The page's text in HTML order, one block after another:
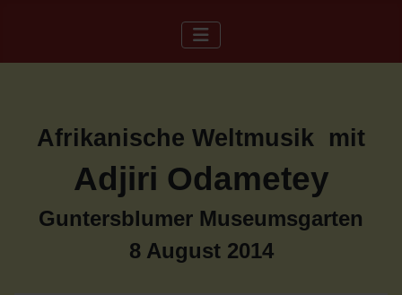
Afrikanische Weltmusik mit
Adjiri Odametey
Guntersblumer Museumsgarten
8 August 2014